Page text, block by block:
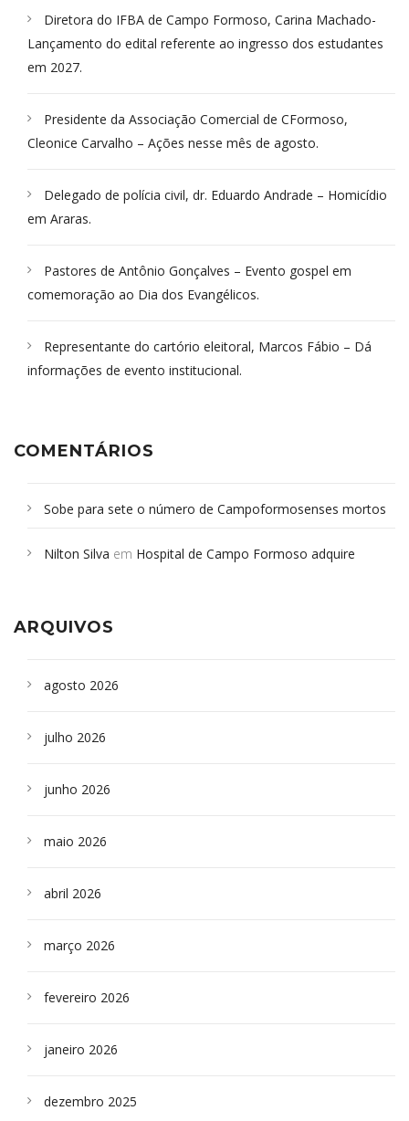
Diretora do IFBA de Campo Formoso, Carina Machado-
Lançamento do edital referente ao ingresso dos estudantes
em 2027.
Presidente da Associação Comercial de CFormoso,
Cleonice Carvalho – Ações nesse mês de agosto.
Delegado de polícia civil, dr. Eduardo Andrade – Homicídio
em Araras.
Pastores de Antônio Gonçalves – Evento gospel em
comemoração ao Dia dos Evangélicos.
Representante do cartório eleitoral, Marcos Fábio – Dá
informações de evento institucional.
COMENTÁRIOS
Sobe para sete o número de Campoformosenses mortos
Campoformosenses que morreram em desabamentos são
Nilton Silva em Hospital de Campo Formoso adquire
ARQUIVOS
agosto 2026
julho 2026
junho 2026
maio 2026
abril 2026
março 2026
fevereiro 2026
janeiro 2026
dezembro 2025